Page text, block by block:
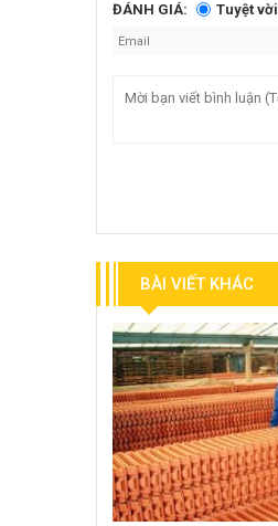
ĐÁNH GIÁ: Tuyệt vời
BÀI VIẾT KHÁC